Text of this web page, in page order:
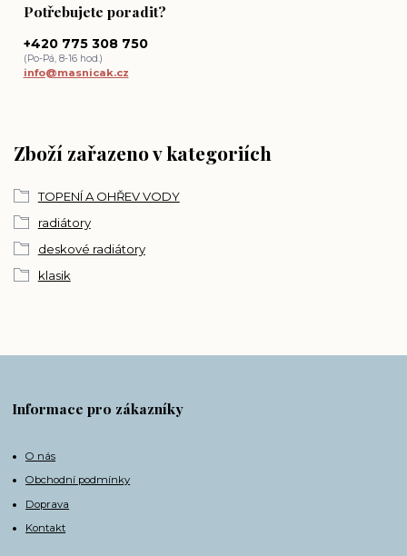
Zboží zařazeno v kategoriích
TOPENÍ A OHŘEV VODY
radiátory
deskové radiátory
klasik
Potřebujete poradit?
+420 775 308 750
(Po-Pá, 8-16 hod.)
info@masnicak.cz
Informace pro zákazníky
O nás
Obchodní podmínky
Doprava
Kontakt